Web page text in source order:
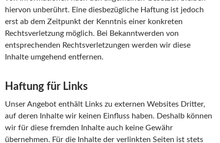
hiervon unberührt. Eine diesbezügliche Haftung ist jedoch
erst ab dem Zeitpunkt der Kenntnis einer konkreten
Rechtsverletzung möglich. Bei Bekanntwerden von
entsprechenden Rechtsverletzungen werden wir diese
Inhalte umgehend entfernen.
Haftung für Links
Unser Angebot enthält Links zu externen Websites Dritter,
auf deren Inhalte wir keinen Einfluss haben. Deshalb können
wir für diese fremden Inhalte auch keine Gewähr
übernehmen. Für die Inhalte der verlinkten Seiten ist stets